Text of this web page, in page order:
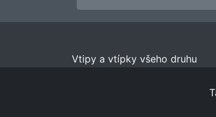
Vtipy a vtípky všeho druhu